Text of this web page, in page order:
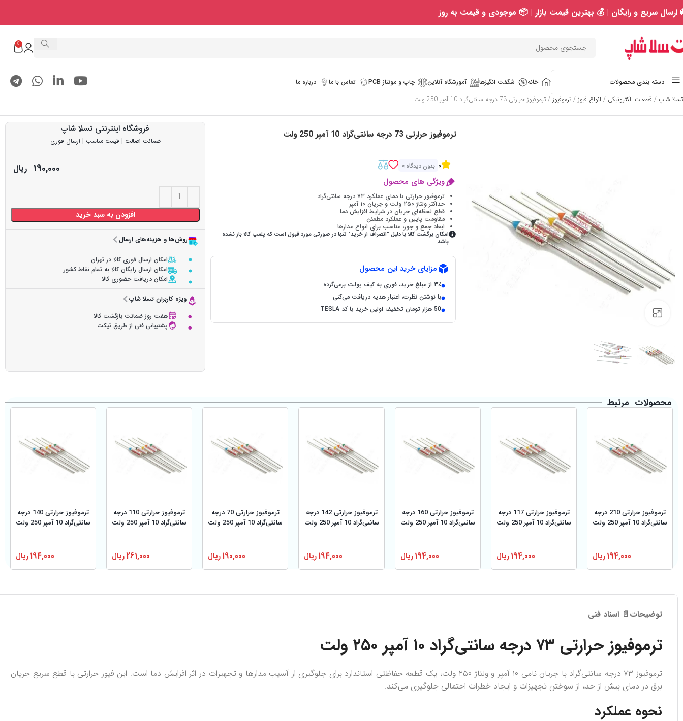
ارسال سریع و رایگان | 💰 بهترین قیمت بازار | 📦 موجودی و قیمت به روز
0
دسته بندی محصولات خانه شگفت انگیزها آموزشگاه آنلاین چاپ و مونتاژ PCB تماس با ما
درباره ما
تسلا شاپ / قطعات الکترونیکی / انواع فیوز / ترموفیوز / ترموفیوز حرارتی 73 درجه سانتی‌گراد 10 آمپر 250 ولت
ترموفیوز حرارتی 73 درجه سانتی‌گراد 10 آمپر 250 ولت
0 بدون دیدگاه >
ویژگی های محصول
ترموفیوز حرارتی با دمای عملکرد ۷۳ درجه سانتی‌گراد
حداکثر ولتاژ ۲۵۰ ولت و جریان ۱۰ آمپر
قطع لحظه‌ای جریان در شرایط افزایش دما
مقاومت پایین و عملکرد مطمئن
ابعاد جمع و جور، مناسب برای انواع مدارها
امکان برگشت کالا با دلیل "انصراف از خرید" تنها در صورتی مورد قبول است که پلمپ کالا باز نشده
باشد.
مزایای خرید این محصول
۳٪ از مبلغ خرید، فوری به کیف پولت برمی‌گرده
با نوشتن نظرت، اعتبار هدیه دریافت می‌کنی
50 هزار تومان تخفیف اولین خرید با کد TESLA
فروشگاه اینترنتی تسلا شاپ
ضمانت اصالت | قیمت مناسب | ارسال فوری
190,000 ریال
افزودن به سبد خرید
روش‌ها و هزینه‌های ارسال
امکان ارسال فوری کالا در تهران
امکان ارسال رایگان کالا به تمام نقاط کشور
امکان دریافت حضوری کالا
ویژه کاربران تسلا شاپ
هفت روز ضمانت بازگشت کالا
پشتیبانی فنی از طریق تیکت
محصولات مرتبط
ترموفیوز حرارتی 210 درجه
سانتی‌گراد 10 آمپر 250 ولت
194,000ریال
ترموفیوز حرارتی 117 درجه
سانتی‌گراد 10 آمپر 250 ولت
194,000ریال
ترموفیوز حرارتی 160 درجه
سانتی‌گراد 10 آمپر 250 ولت
194,000ریال
ترموفیوز حرارتی 142 درجه
سانتی‌گراد 10 آمپر 250 ولت
194,000ریال
ترموفیوز حرارتی 70 درجه
سانتی‌گراد 10 آمپر 250 ولت
190,000ریال
ترموفیوز حرارتی 110 درجه
سانتی‌گراد 10 آمپر 250 ولت
261,000ریال
ترموفیوز حرارتی 140 درجه
سانتی‌گراد 10 آمپر 250 ولت
194,000ریال
توضیحات📄 اسناد فنی
ترموفیوز حرارتی ۷۳ درجه سانتی‌گراد ۱۰ آمپر ۲۵۰ ولت
ترموفیوز ۷۳ درجه سانتی‌گراد با جریان نامی ۱۰ آمپر و ولتاژ ۲۵۰ ولت، یک قطعه حفاظتی استاندارد برای جلوگیری از آسیب مدارها و تجهیزات در اثر افزایش دما است. این فیوز حرارتی با قطع سریع جریان
برق در دمای بیش از حد، از سوختن تجهیزات و ایجاد خطرات احتمالی جلوگیری می‌کند.
نحوه عملکرد